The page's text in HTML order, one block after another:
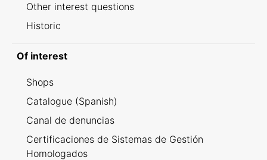
Other interest questions
Historic
Of interest
Shops
Catalogue (Spanish)
Canal de denuncias
Certificaciones de Sistemas de Gestión
Homologados